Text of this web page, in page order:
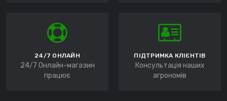
24/7 ОНЛАЙН
24/7 Онлайн-магазин
працює
ПІДТРИМКА КЛІЄНТІВ
Консультація наших
агрономів